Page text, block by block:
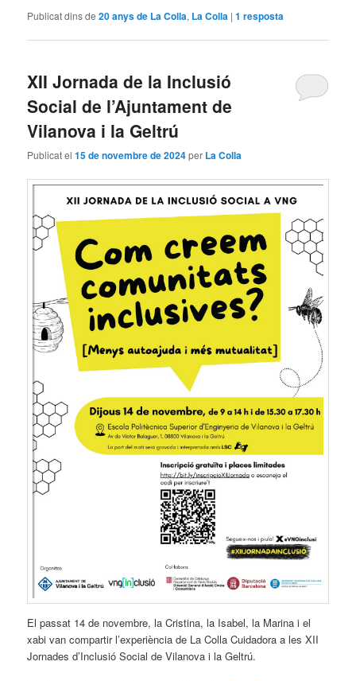
Publicat dins de 20 anys de La Colla, La Colla |1 resposta
XII Jornada de la Inclusió
Social de l’Ajuntament de
Vilanova i la Geltrú
Publicat el15 de novembre de 2024per La Colla
El passat 14 de novembre, la Cristina, la Isabel, la Marina i el
xabi van compartir l’experiència de La Colla Cuidadora a les XII
Jornades d’Inclusió Social de Vilanova i la Geltrú.